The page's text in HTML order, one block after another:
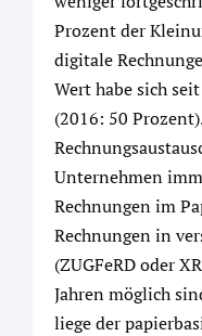
Prozent der
digitale
Wert habe sich
(2016: 50
Unternehmen
Rechnungen im
Rechnungen in
(ZUGFeRD oder
Jahren möglich
liege der